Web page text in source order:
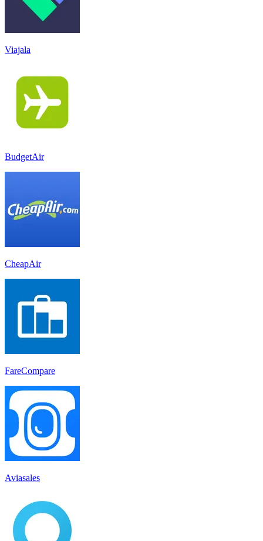
Viajala
BudgetAir
CheapAir
FareCompare
Aviasales